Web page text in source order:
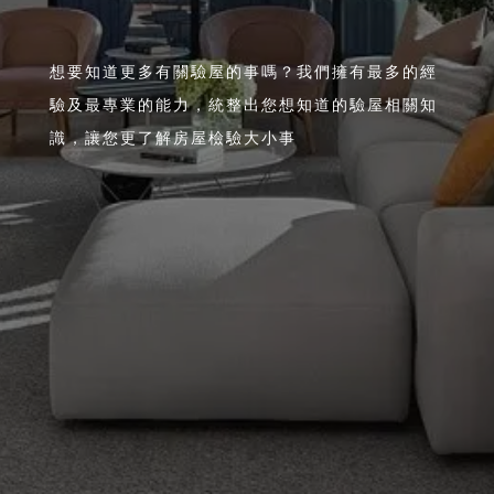
想要知道更多有關驗屋的事嗎？我們擁有最多的經
驗及最專業的能力，統整出您想知道的驗屋相關知
識，讓您更了解房屋檢驗大小事